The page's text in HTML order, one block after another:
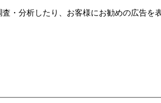
・分析したり、お客様にお勧めの広告を